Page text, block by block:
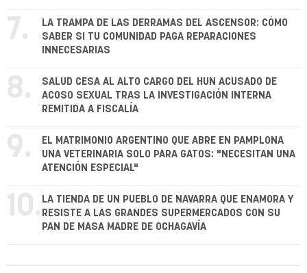
7.
LA TRAMPA DE LAS DERRAMAS DEL ASCENSOR: CÓMO
SABER SI TU COMUNIDAD PAGA REPARACIONES
INNECESARIAS
8.
SALUD CESA AL ALTO CARGO DEL HUN ACUSADO DE
ACOSO SEXUAL TRAS LA INVESTIGACIÓN INTERNA
REMITIDA A FISCALÍA
9.
EL MATRIMONIO ARGENTINO QUE ABRE EN PAMPLONA
UNA VETERINARIA SOLO PARA GATOS: "NECESITAN UNA
ATENCIÓN ESPECIAL"
10. LA TIENDA DE UN PUEBLO DE NAVARRA QUE ENAMORA Y
RESISTE A LAS GRANDES SUPERMERCADOS CON SU
PAN DE MASA MADRE DE OCHAGAVÍA